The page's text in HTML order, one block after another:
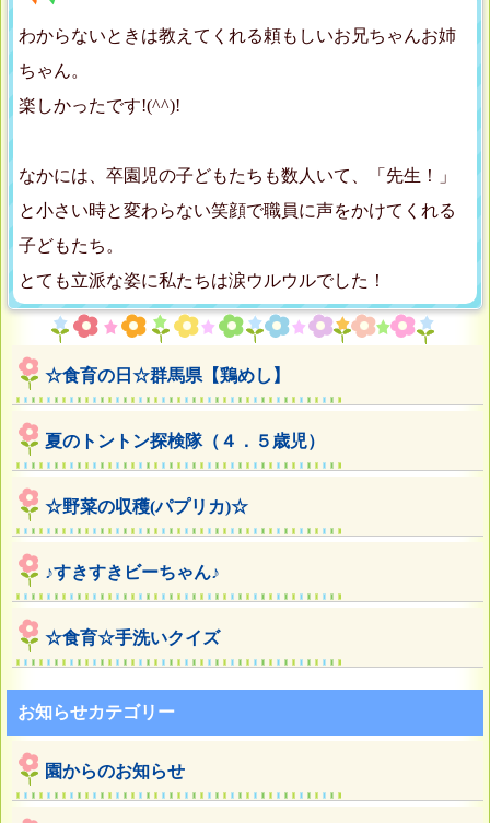
わからないときは教えてくれる頼もしいお兄ちゃんお姉
ちゃん。
楽しかったです!(^^)!
なかには、卒園児の子どもたちも数人いて、「先生！」
と小さい時と変わらない笑顔で職員に声をかけてくれる
子どもたち。
とても立派な姿に私たちは涙ウルウルでした！
☆食育の日☆群馬県【鶏めし】
夏のトントン探検隊（４．５歳児）
☆野菜の収穫(パプリカ)☆
♪すきすきビーちゃん♪
☆食育☆手洗いクイズ
お知らせカテゴリー
園からのお知らせ